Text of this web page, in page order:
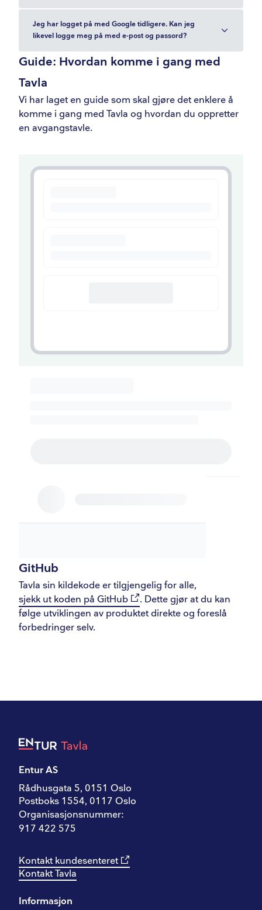
Jeg har logget på med Google tidligere. Kan jeg
likevel logge meg på med e-post og passord?
Guide: Hvordan komme i gang med
Tavla
Vi har laget en guide som skal gjøre det enklere å
komme i gang med Tavla og hvordan du oppretter
en avgangstavle.
GitHub
Tavla sin kildekode er tilgjengelig for alle,
sjekk ut koden på GitHub
. Dette gjør at du kan
følge utviklingen av produktet direkte og foreslå
forbedringer selv.
Entur AS
Rådhusgata 5, 0151 Oslo
Postboks 1554, 0117 Oslo
Organisasjonsnummer:
917 422 575
Kontakt kundesenteret
Kontakt Tavla
Informasjon